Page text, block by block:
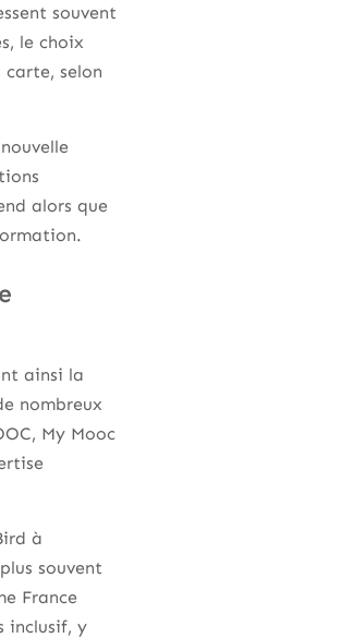
souvent
le choix
carte, selon
alors que
ainsi la
nombreux
My Mooc
à
souvent
France
inclusif, y